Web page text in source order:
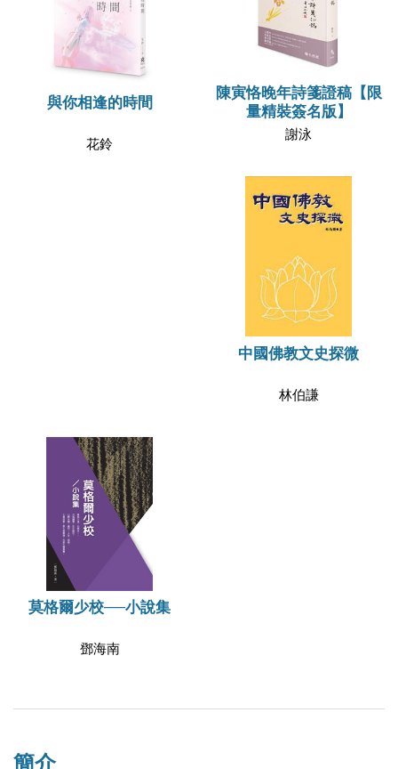
與你相逢的時間
花鈴
陳寅恪晚年詩箋證稿【限
量精裝簽名版】
謝泳
中國佛教文史探微
林伯謙
莫格爾少校──小說集
鄧海南
簡介